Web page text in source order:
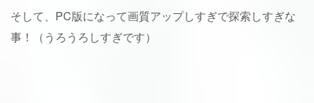
そして、PC版になって画質アップしすぎで探索しすぎな
事！（うろうろしすぎです）